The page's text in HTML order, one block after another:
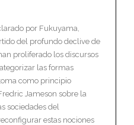
por Fukuyama,
del profundo declive de
proliferado los discursos
las formas
como principio
Jameson sobre la
sociedades del
estas nociones